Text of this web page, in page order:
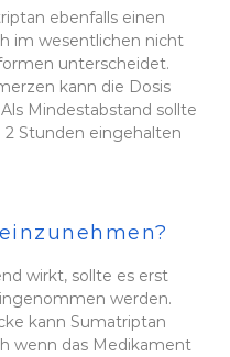
ebenfalls einen
im wesentlichen nicht
unterscheidet.
kann die Dosis
Mindestabstand sollte
Stunden eingehalten
wirkt, sollte es erst
werden.
kann Sumatriptan
wenn das Medikament